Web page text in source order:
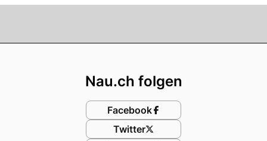
Nau.ch folgen
Facebook
Twitter